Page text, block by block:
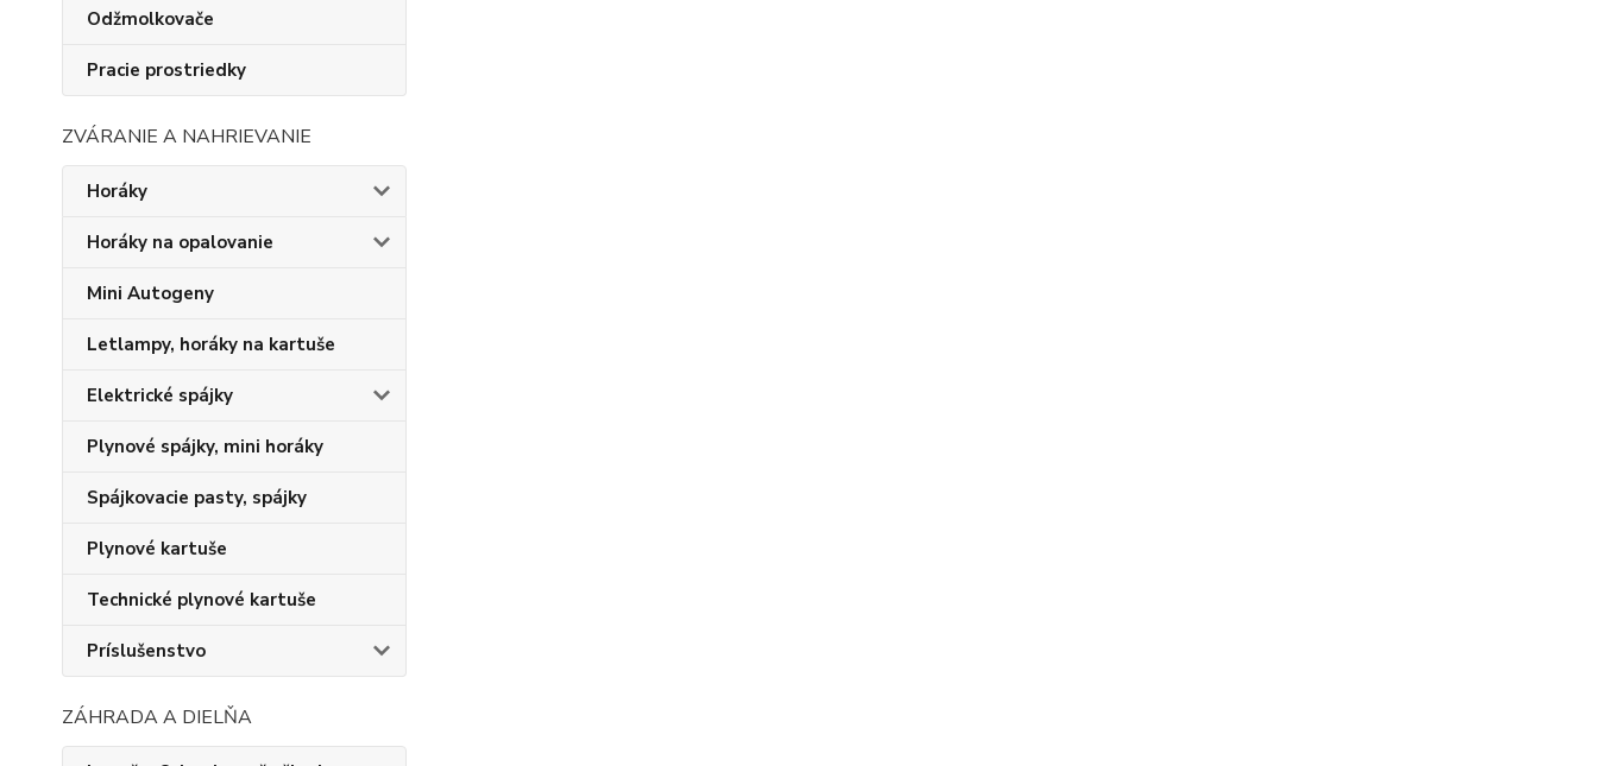
Odžmolkovače
Pracie prostriedky
ZVÁRANIE A NAHRIEVANIE
Horáky
Horáky na opalovanie
Mini Autogeny
Letlampy, horáky na kartuše
Elektrické spájky
Plynové spájky, mini horáky
Spájkovacie pasty, spájky
Plynové kartuše
Technické plynové kartuše
Príslušenstvo
ZÁHRADA A DIELŇA